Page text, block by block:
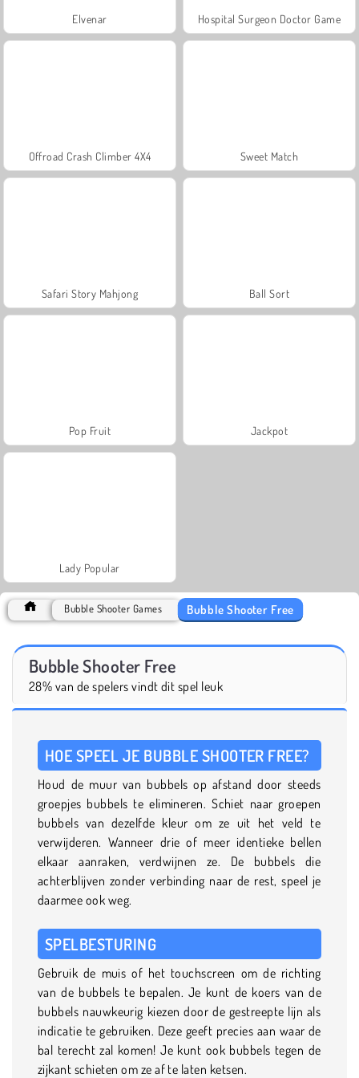
Elvenar Hospital Surgeon Doctor Game
Offroad Crash Climber 4X4 Sweet Match
Safari Story Mahjong Ball Sort
Pop Fruit Jackpot
Lady Popular
Bubble Shooter Games Bubble Shooter Free
Bubble Shooter Free
28% van de spelers vindt dit spel leuk
HOE SPEEL JE BUBBLE SHOOTER FREE?
Houd de muur van bubbels op afstand door steeds
groepjes bubbels te elimineren. Schiet naar groepen
bubbels van dezelfde kleur om ze uit het veld te
verwijderen. Wanneer drie of meer identieke bellen
elkaar aanraken, verdwijnen ze. De bubbels die
achterblijven zonder verbinding naar de rest, speel je
daarmee ook weg.
SPELBESTURING
Gebruik de muis of het touchscreen om de richting
van de bubbels te bepalen. Je kunt de koers van de
bubbels nauwkeurig kiezen door de gestreepte lijn als
indicatie te gebruiken. Deze geeft precies aan waar de
bal terecht zal komen! Je kunt ook bubbels tegen de
zijkant schieten om ze af te laten ketsen.